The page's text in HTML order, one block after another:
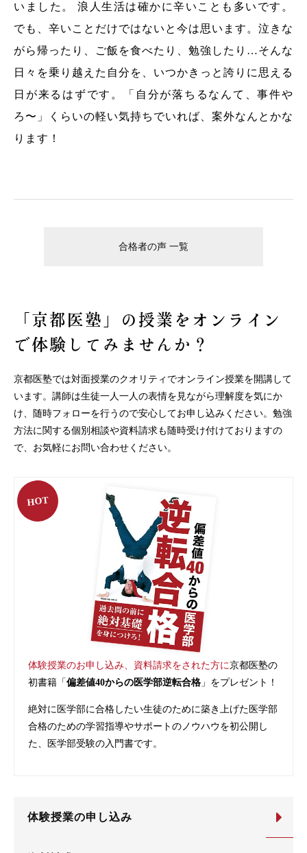
いました。 浪人生活は確かに辛いことも多いです。
でも、辛いことだけではないと今は思います。泣きな
がら帰ったり、ご飯を食べたり、勉強したり…そんな
日々を乗り越えた自分を、いつかきっと誇りに思える
日が来るはずです。「自分が落ちるなんて、事件や
ろ〜」くらいの軽い気持ちでいれば、案外なんとかな
ります！
合格者の声 一覧
「京都医塾」の授業を オンライン
で体験してみませんか？
京都医塾では対面授業のクオリティでオンライン授業を開講して
います。 講師は生徒一人一人の表情を見ながら理解度を気にか
け、随時フォローを行うので安心してお申し込みください。 勉強
方法に関する個別相談や資料請求も随時受け付けておりますの
で、お気軽にお問い合わせください。
HOT
体験授業のお申し込み、資料請求をされた方に京都医塾の
初書籍「 偏差値40からの医学部逆転合格 」をプレゼント！
絶対に医学部に合格したい生徒のために築き上げた医学部
合格のための学習指導やサポートのノウハウを初公開し
た、医学部受験の入門書です。
体験授業の申し込み